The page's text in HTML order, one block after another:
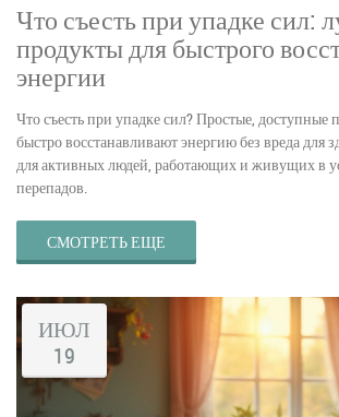
Что съесть при упадке сил:
продукты для быстрого
энергии
Что съесть при упадке сил? Простые, доступные
быстро восстанавливают энергию без вреда для
для активных людей, работающих и живущих в
перепадов.
СМОТРЕТЬ ЕЩЕ
ИЮЛ
19